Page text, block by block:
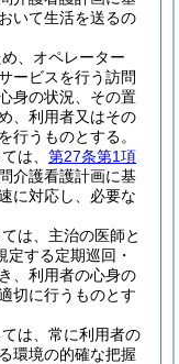
いて生活を送るの
、オペレーター
ービスを行う訪問
身の状況、その置
、利用者又はその
行うものとする。
は、 第27条第1項
介護看護計画に基
に対応し、必要な
は、主治の医師と
定する定期巡回・
、利用者の心身の
切に行うものとす
は、常に利用者の
環境の的確な把握